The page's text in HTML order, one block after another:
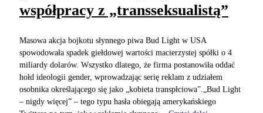
współpracy z „transseksualistą”
Masowa akcja bojkotu słynnego piwa Bud Light w USA
spowodowała spadek giełdowej wartości macierzystej spółki o 4
miliardy dolarów. Wszystko dlatego, że firma postanowiła oddać
hołd ideologii gender, wprowadzając serię reklam z udziałem
osobnika określającego się jako „kobieta transpłciowa”.„Bud Light
– nigdy więcej” – tego typu hasła obiegają amerykańskiego